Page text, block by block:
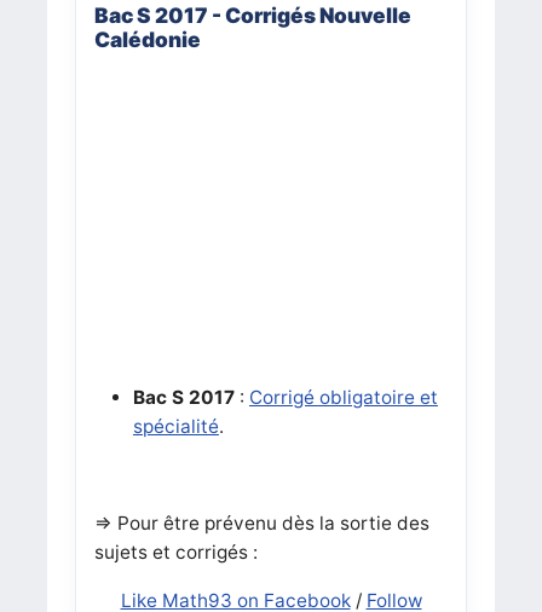
Bac S 2017 - Corrigés Nouvelle
Calédonie
Bac S 2017: Corrigé obligatoire et
spécialité.
=> Pour être prévenu dès la sortie des
sujets et corrigés :
Like Math93 on Facebook/ Follow